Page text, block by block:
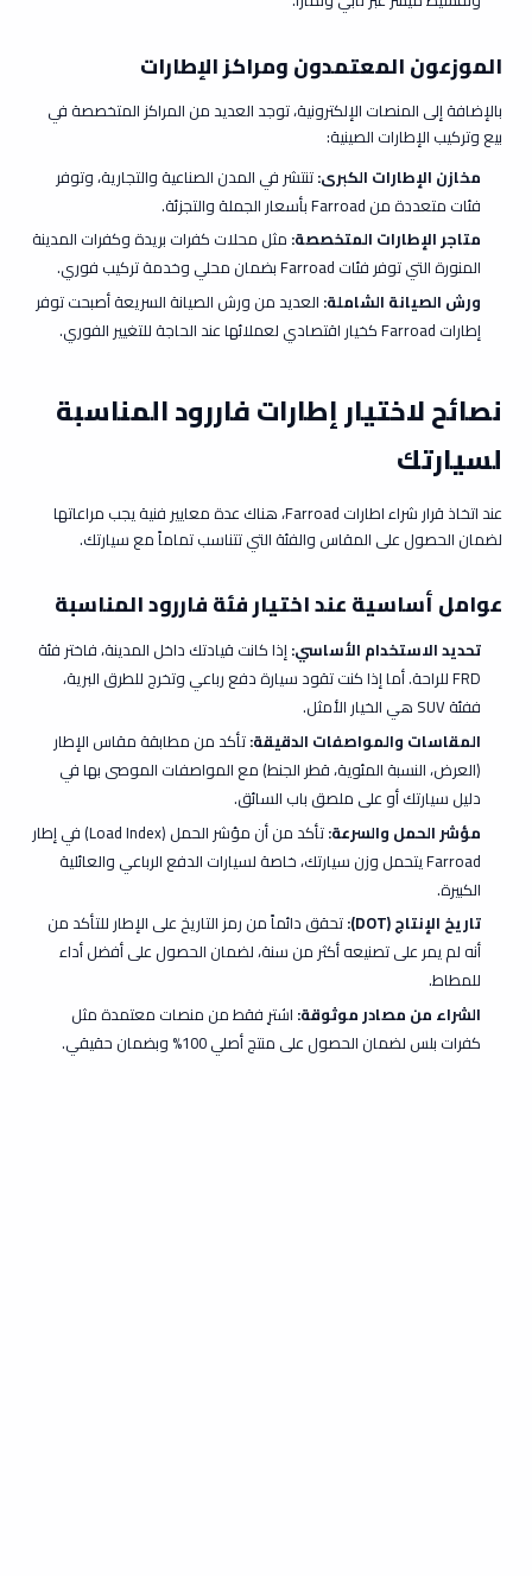
الموزعون المعتمدون ومراكز الإطارات
بالإضافة إلى المنصات الإلكترونية، توجد العديد من المراكز المتخصصة في
بيع وتركيب الإطارات الصينية:
مخازن الإطارات الكبرى:تنتشر في المدن الصناعية والتجارية، وتوفر
فئات متعددة من Farroad بأسعار الجملة والتجزئة.
متاجر الإطارات المتخصصة: مثل محلات كفرات بريدة وكفرات المدينة
المنورة التي توفر فئات Farroad بضمان محلي وخدمة تركيب فوري.
ورش الصيانة الشاملة: العديد من ورش الصيانة السريعة أصبحت توفر
إطارات Farroad كخيار اقتصادي لعملائها عند الحاجة للتغيير الفوري.
نصائح لاختيار إطارات فاررود المناسبة
لسيارتك
عند اتخاذ قرار شراء اطارات Farroad، هناك عدة معايير فنية يجب مراعاتها
لضمان الحصول على المقاس والفئة التي تتناسب تماماً مع سيارتك.
عوامل أساسية عند اختيار فئة فاررود المناسبة
تحديد الاستخدام الأساسي:إذا كانت قيادتك داخل المدينة، فاختر فئة
FRD للراحة. أما إذا كنت تقود سيارة دفع رباعي وتخرج للطرق البرية،
ففئة SUV هي الخيار الأمثل.
المقاسات والمواصفات الدقيقة:تأكد من مطابقة مقاس الإطار
(العرض، النسبة المئوية، قطر الجنط) مع المواصفات الموصى بها في
دليل سيارتك أو على ملصق باب السائق.
مؤشر الحمل والسرعة:
تأكد من أن مؤشر الحمل (Load Index) في إطار
Farroad يتحمل وزن سيارتك، خاصة لسيارات الدفع الرباعي والعائلية
الكبيرة.
تاريخ الإنتاج (DOT):
تحقق دائماً من رمز التاريخ على الإطار للتأكد من
أنه لم يمر على تصنيعه أكثر من سنة، لضمان الحصول على أفضل أداء
للمطاط.
الشراء من مصادر موثوقة: اشترِ فقط من منصات معتمدة مثل
كفرات بلس لضمان الحصول على منتج أصلي 100% وبضمان حقيقي.